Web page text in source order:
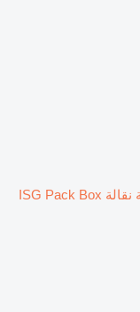
جديدة آلة منصة نقالة ISG Pack Box